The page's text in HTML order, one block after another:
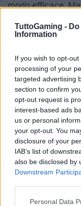
TuttoGaming -
Information
If you wish to opt-
processing of your
targeted advertising
section to confirm
opt-out request is
interest-based ads
us or personal
your opt-out. You
disclosure of your
IAB’s list of
also be disclosed by
Downstream
Please note that
Personal Data
modo efficace.
segnalazioni di
problema e
sulla Nintendo